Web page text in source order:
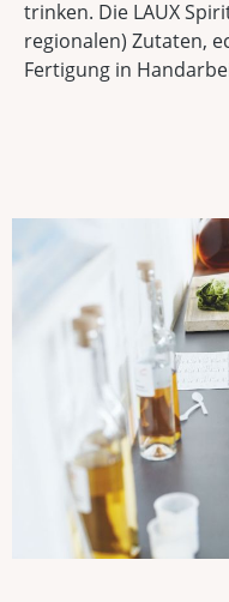
trinken. Die LAUX
regionalen) Zutaten,
Fertigung in